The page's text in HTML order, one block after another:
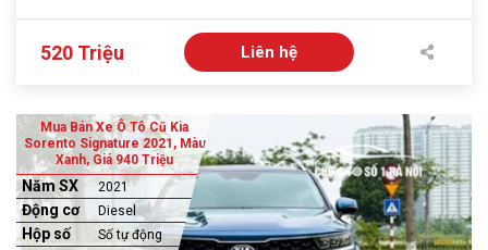
520 Triệu Liên hệ
Mua Bán Xe Ô Tô Cũ Kia
Sorento Signature 2021, Màu
Xanh, Giá 940 Triệu
Năm SX 2021
Động cơ Diesel
Hộp số Số tự động